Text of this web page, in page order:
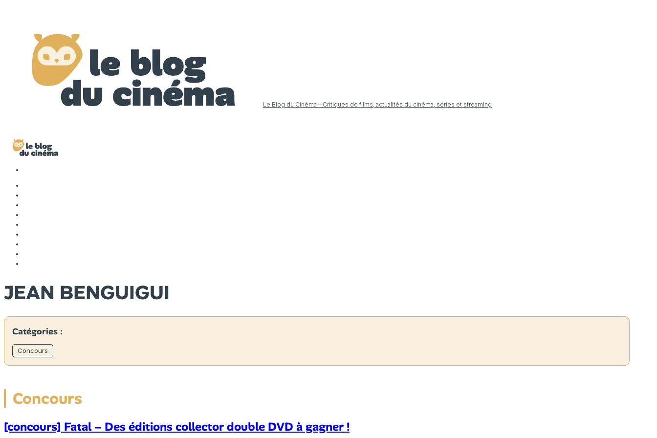
Le Blog du Cinéma – Critiques de films, actualités du cinéma, séries et streaming
JEAN BENGUIGUI
Catégories :
Concours
Concours
[concours] Fatal – Des éditions collector double DVD à gagner !